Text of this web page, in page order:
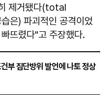
제거됐다(total
) 파괴적인 공격이었
뜨렸다"고 주장했다.
부 집단방위 발언에 나토 정상